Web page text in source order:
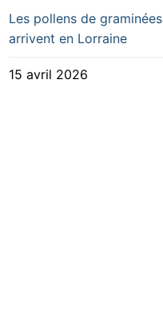
Les pollens de graminées
arrivent en Lorraine
15 avril 2026